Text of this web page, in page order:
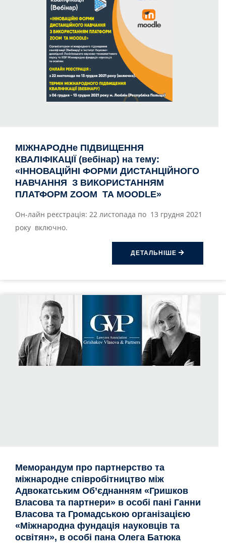
МІЖНАРОДНе ПІДВИЩЕННЯ
КВАЛІФІКАЦІЇ (вебінар) на тему:
«ІННОВАЦІЙНІ ФОРМИ ДИСТАНЦІЙНОГО
НАВЧАННЯ З ВИКОРИСТАННЯМ
ПЛАТФОРМ ZOOM ТА MOODLE»
Он-лайн реєстрація: 22 листопада по 13 грудня 2021
року включно.
ДЕТАЛЬНІШЕ
Меморандум про партнерство та
міжнародне співробітництво між
Адвокатським Об’єднанням «Гришков
Власова та партнери» в особі пані Ганни
Власова та Громадською організацією
«Міжнародна фундація науковців та
освітян», в особі пана Олега Батюка